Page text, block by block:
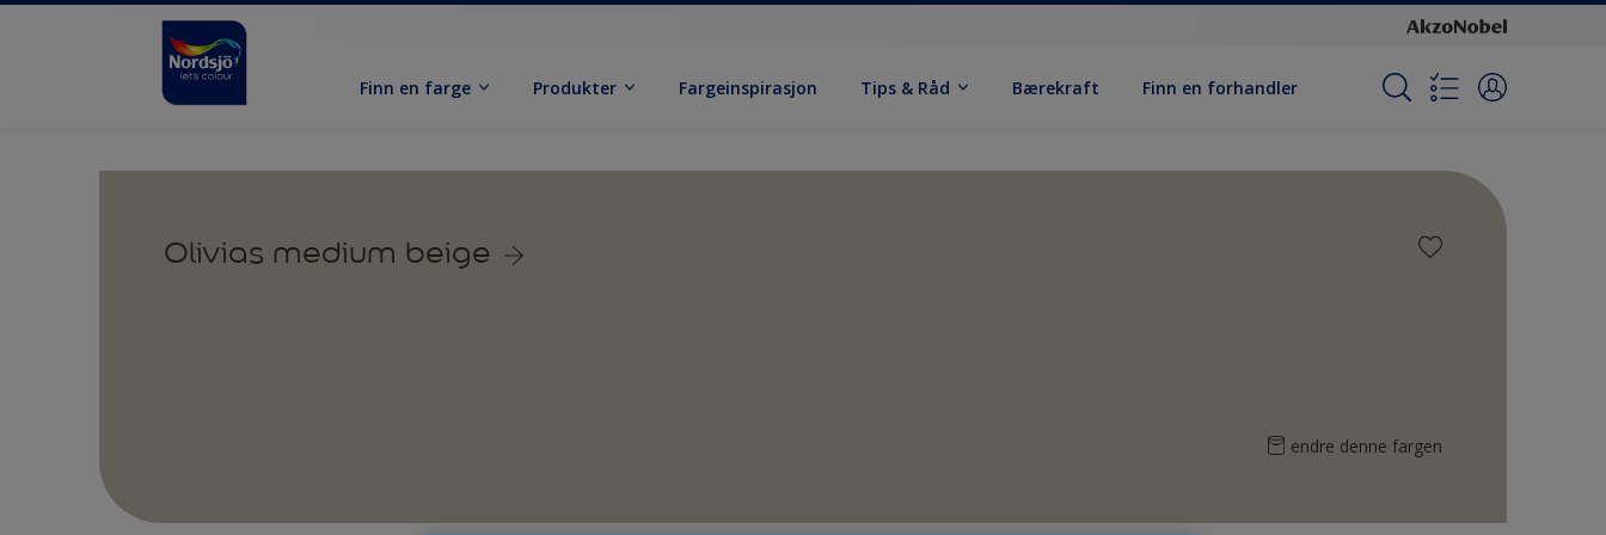
Finn en farge Produkter Fargeinspirasjon Tips & Råd Bærekraft Finn en forhandler
Olivias medium beige
endre denne fargen